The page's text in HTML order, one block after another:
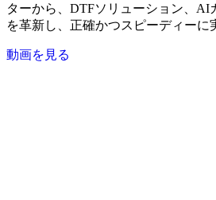
ターから、DTFソリューション、
を革新し、正確かつスピーディー
動画を見る